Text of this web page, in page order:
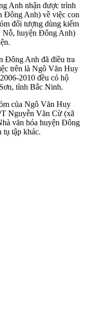
Anh nhận được trình
Đông Anh) về việc con
đối tượng dùng kiếm
Nỗ, huyện Đông Anh)
Đông Anh đã điều tra
trên là Ngô Văn Huy
2010 đều có hộ
tỉnh Bắc Ninh.
của Ngô Văn Huy
Nguyễn Văn Cừ (xã
văn hóa huyện Đông
tụ tập khác.